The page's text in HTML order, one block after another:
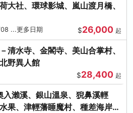
大社、環球影城、嵐山渡月橋、
...更多日期 $26,000 起
清水寺、金閣寺、美山合掌村、
野異人館
$28,400 起
瀨溪、銀山溫泉、猊鼻溪輕
果、津輕藩睡魔村、種差海岸